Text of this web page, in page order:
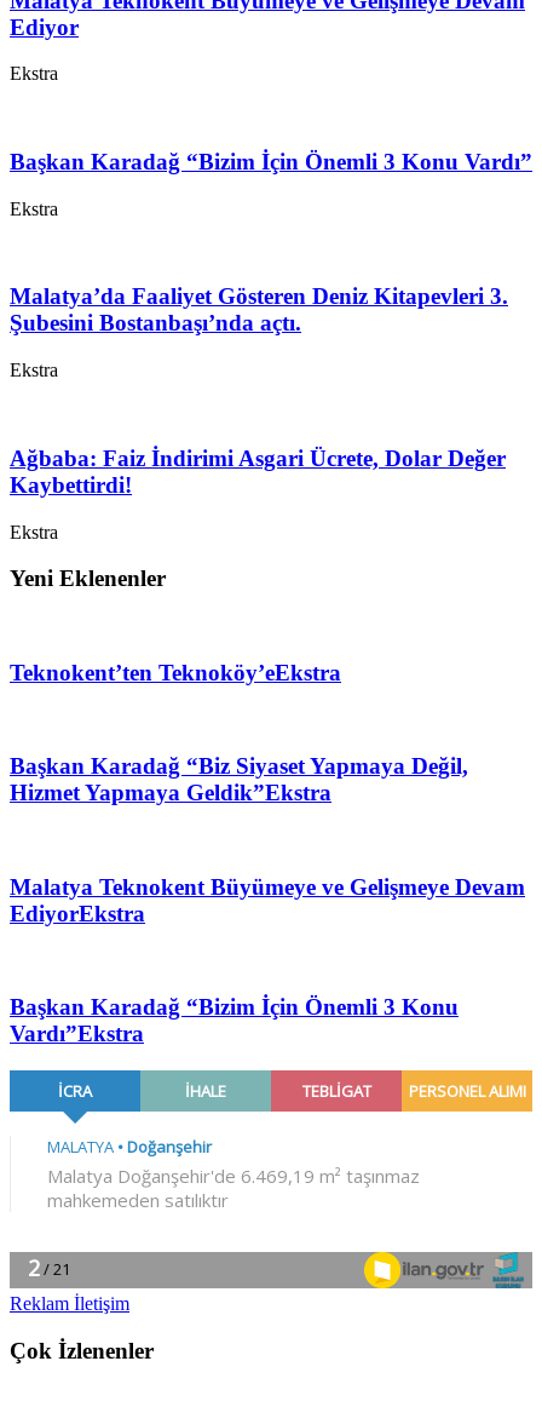
Ediyor
Ekstra
Başkan Karadağ “Bizim İçin Önemli 3 Konu Vardı”
Ekstra
Malatya’da Faaliyet Gösteren Deniz Kitapevleri 3.
Şubesini Bostanbaşı’nda açtı.
Ekstra
Ağbaba: Faiz İndirimi Asgari Ücrete, Dolar Değer
Kaybettirdi!
Ekstra
Yeni Eklenenler
Teknokent’ten Teknoköy’eEkstra
Başkan Karadağ “Biz Siyaset Yapmaya Değil,
Hizmet Yapmaya Geldik”Ekstra
Malatya Teknokent Büyümeye ve Gelişmeye Devam
EdiyorEkstra
Başkan Karadağ “Bizim İçin Önemli 3 Konu
Vardı”Ekstra
Reklam İletişim
Çok İzlenenler